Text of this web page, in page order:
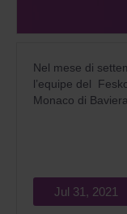
Nel mese di
l’equipe del
Monaco di
Jul 31, 2021